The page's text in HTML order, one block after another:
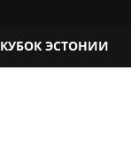
КУБОК ЭСТОНИИ